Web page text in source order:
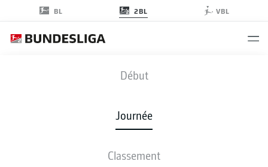
BL 2BL VBL
Début
Journée
Classement
S04 - EBS
1 0
COMPOSITIONS STATISTIQUES